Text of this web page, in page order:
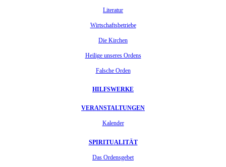
Literatur
Wirtschaftsbetriebe
Die Kirchen
Heilige unseres Ordens
Falsche Orden
HILFSWERKE
VERANSTALTUNGEN
Kalender
SPIRITUALITÄT
Das Ordensgebet